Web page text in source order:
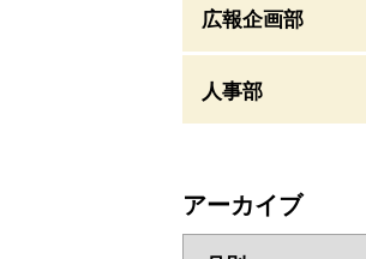
広報企画部
人事部
アーカイブ